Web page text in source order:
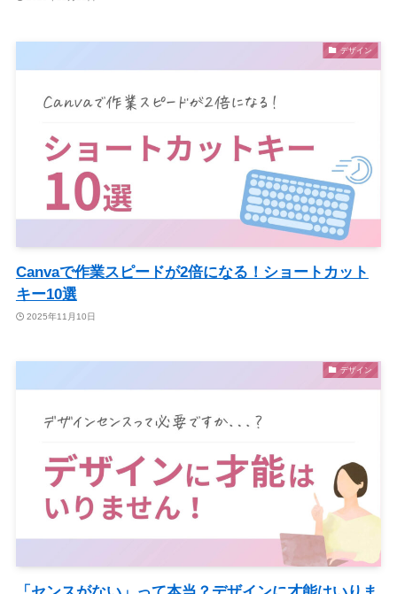
デザイン
Canvaで作業スピードが2倍になる！ショートカット
キー10選
2025年11月10日
デザイン